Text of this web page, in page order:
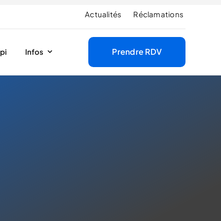
Actualités Réclamations
Infos Prendre RDV